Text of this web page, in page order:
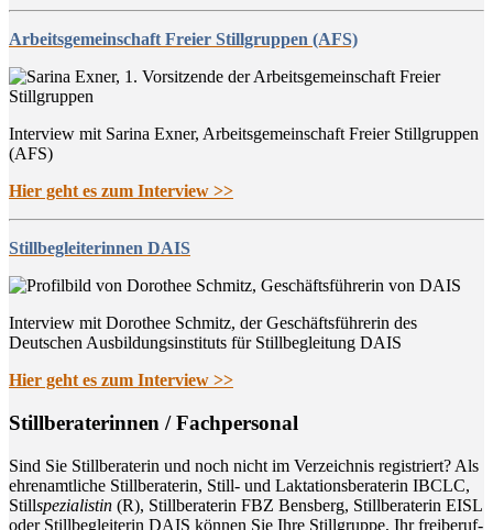
Arbeitsgemeinschaft Freier Stillgruppen (AFS)
Interview mit Sarina Exner, Arbeitsgemeinschaft Freier Stillgruppen
(AFS)
Hier geht es zum Interview >>
Stillbegleiterinnen DAIS
Interview mit Dorothee Schmitz, der Geschäftsführerin des
Deutschen Ausbildungsinstituts für Stillbegleitung DAIS
Hier geht es zum Interview >>
Still­be­ra­te­rin­nen / Fachpersonal
Sind Sie Still­be­ra­te­rin und noch nicht im Ver­zeich­nis regis­triert? Als
ehren­amt­li­che Still­be­ra­te­rin, Still- und Lak­ta­ti­ons­be­ra­te­rin IBCLC,
Stillspe­zia­lis­tin (R), Still­be­ra­te­rin FBZ Bens­berg, Still­be­ra­te­rin EISL
oder Still­be­glei­te­rin DAIS kön­nen Sie Ihre Still­grup­pe, Ihr frei­be­ruf­